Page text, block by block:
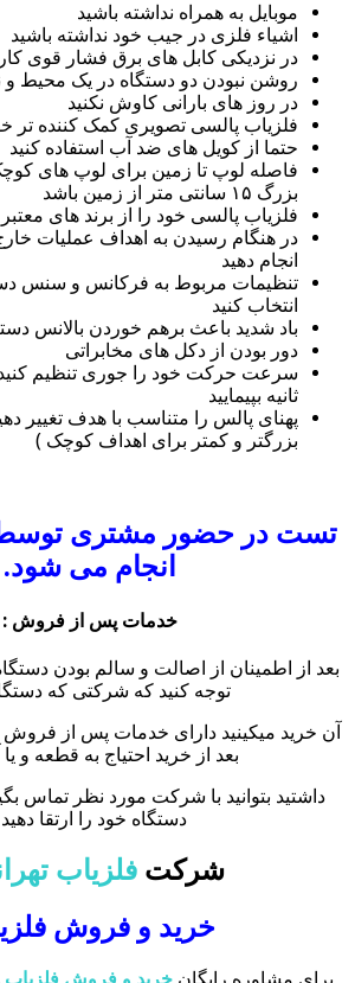
موبایل به همراه نداشته باشید
اشیاء فلزی در جیب خود نداشته باشید
در نزدیکی کابل های برق فشار قوی کار
روشن نبودن دو دستگاه در یک محیط و
در روز های بارانی کاوش نکنید
فلزیاب پالسی تصویری کمک کننده تر
حتما از کویل های ضد آب استفاده کنید
بزرگ ۱۵ سانتی متر از زمین باشد
فلزیاب پالسی خود را از برند های معتبر
در هنگام رسیدن به اهداف عملیات
انجام دهید
تنظیمات مربوط به فرکانس و سنس
انتخاب کنید
باد شدید باعث برهم خوردن بالانس
دور بودن از دکل های مخابراتی
ثانیه بپیمایید
پهنای پالس را متناسب با هدف تغییر
بزرگتر و کمتر برای اهداف کوچک )
تست در حضور مشتری
انجام می شود.
خدمات پس از فروش :
بعد از اطمینان از اصالت و سالم بودن
توجه کنید که شرکتی که
آن خرید میکینید دارای خدمات پس از فروش
بعد از خرید احتیاج به قطعه و
داشتید بتوانید با شرکت مورد نظر تماس
دستگاه خود را ارتقا
شرکت فلزیاب
خرید و فروش
برای مشاوره رایگان خرید و فروش فلزیاب